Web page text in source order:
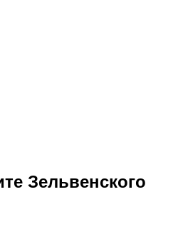
Зельвенского